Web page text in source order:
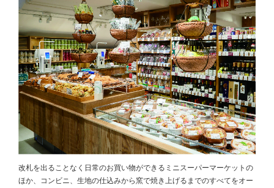
改札を出ることなく日常のお買い物ができるミニスーパーマーケットの
ほか、コンビニ、生地の仕込みから窯で焼き上げるまでのすべてをオー